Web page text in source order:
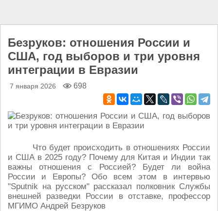
Безруков: отношения России и
США, год выборов и три уровня
интеграции в Евразии
7 января 2026 698
Что будет происходить в отношениях России
и США в 2025 году? Почему для Китая и Индии так
важны отношения с Россией? Будет ли война
России и Европы? Обо всем этом в интервью
"Sputnik на русском" рассказал полковник Службы
внешней разведки России в отставке, профессор
МГИМО Андрей Безруков